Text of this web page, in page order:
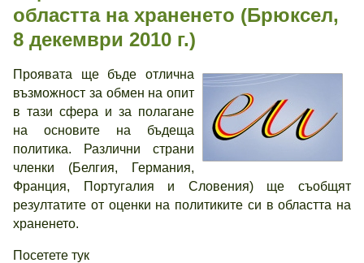
областта на храненето (Брюксел,
8 декември 2010 г.)
Проявата ще бъде отлична
възможност за обмен на опит
в тази сфера и за полагане
на основите на бъдеща
политика. Различни страни
членки (Белгия, Германия,
Франция, Португалия и Словения) ще съобщят
резултатите от оценки на политиките си в областта на
храненето.
Посетете тук